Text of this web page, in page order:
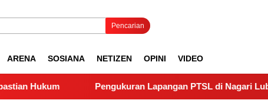
Pencarian
ARENA SOSIANA NETIZEN OPINI VIDEO
Pengukuran Lapangan PTSL di Nagari Lubuk Gadang